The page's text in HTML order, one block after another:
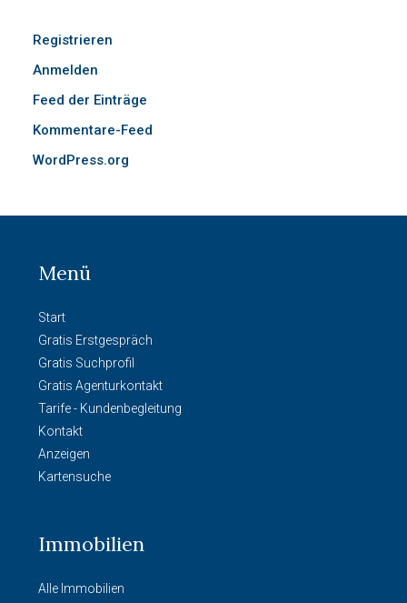
Registrieren
Anmelden
Feed der Einträge
Kommentare-Feed
WordPress.org
Menü
Start
Gratis Erstgespräch
Gratis Suchprofil
Gratis Agenturkontakt
Tarife - Kundenbegleitung
Kontakt
Anzeigen
Kartensuche
Immobilien
Alle Immobilien